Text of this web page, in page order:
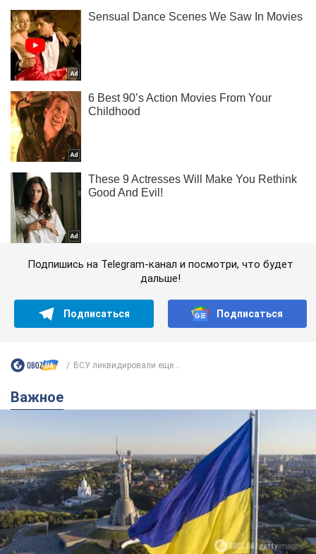
Подпишись на Telegram-канал и посмотри, что будет
дальше!
Подписаться Подписаться
ВСУ ликвидировали еще...
Важное